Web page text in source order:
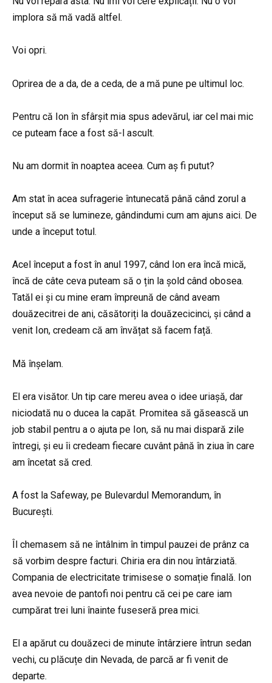
implora să mă vadă altfel.
Voi opri.
Oprirea de a da, de a ceda, de a mă pune pe ultimul loc.
Pentru că Ion în sfârșit mia spus adevărul, iar cel mai mic
ce puteam face a fost să-l ascult.
Nu am dormit în noaptea aceea. Cum aș fi putut?
Am stat în acea sufragerie întunecată până când zorul a
început să se lumineze, gândindumi cum am ajuns aici. De
unde a început totul.
Acel început a fost în anul 1997, când Ion era încă mică,
încă de câte ceva puteam să o țin la șold când obosea.
Tatăl ei și cu mine eram împreună de când aveam
douăzecitrei de ani, căsătoriți la douăzecicinci, și când a
venit Ion, credeam că am învățat să facem față.
Mă înșelam.
El era visător. Un tip care mereu avea o idee uriașă, dar
niciodată nu o ducea la capăt. Promitea să găsească un
job stabil pentru a o ajuta pe Ion, să nu mai dispară zile
întregi, și eu îi credeam fiecare cuvânt până în ziua în care
am încetat să cred.
A fost la Safeway, pe Bulevardul Memorandum, în
București.
Îl chemasem să ne întâlnim în timpul pauzei de prânz ca
să vorbim despre facturi. Chiria era din nou întârziată.
Compania de electricitate trimisese o somație finală. Ion
avea nevoie de pantofi noi pentru că cei pe care iam
cumpărat trei luni înainte fuseseră prea mici.
El a apărut cu douăzeci de minute întârziere întrun sedan
vechi, cu plăcuțe din Nevada, de parcă ar fi venit de
departe.